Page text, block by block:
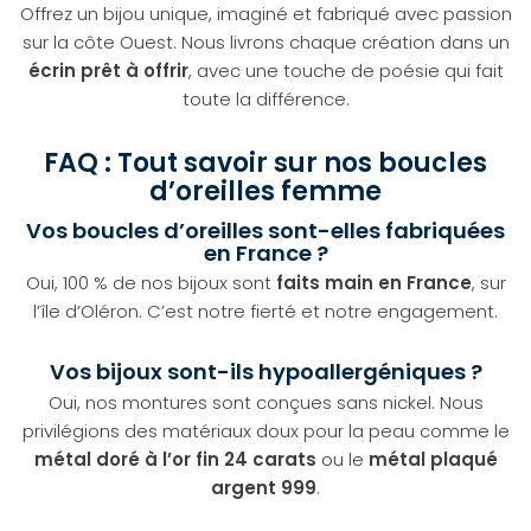
Offrez un bijou unique, imaginé et fabriqué avec passion
sur la côte Ouest. Nous livrons chaque création dans un
écrin prêt à offrir, avec une touche de poésie qui fait
toute la différence.
FAQ : Tout savoir sur nos boucles
d’oreilles femme
Vos boucles d’oreilles sont-elles fabriquées
en France ?
Oui, 100 % de nos bijoux sont faits main en France, sur
l’île d’Oléron. C’est notre fierté et notre engagement.
Vos bijoux sont-ils hypoallergéniques ?
Oui, nos montures sont conçues sans nickel. Nous
privilégions des matériaux doux pour la peau comme le
métal doré à l’or fin 24 carats ou le métal plaqué
argent 999.